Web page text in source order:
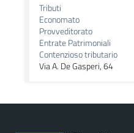
Tributi
Economato
Provveditorato
Entrate Patrimoniali
Contenzioso tributario
Via A. De Gasperi, 64